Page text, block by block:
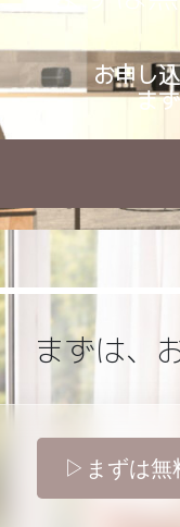
お申し
ま
まずは、
▷まずは無